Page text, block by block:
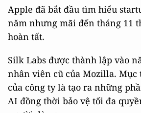
Apple đã bắt đầu tìm hiểu
năm nhưng mãi đến tháng 11
hoàn tất.
Silk Labs được thành lập vào
nhân viên cũ của Mozilla.
của công ty là tạo ra những
AI đồng thời bảo vệ tối đa